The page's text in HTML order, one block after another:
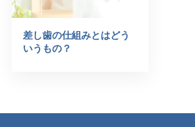
差し歯の仕組みとはどう
いうもの？